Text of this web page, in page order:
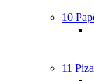
10
11